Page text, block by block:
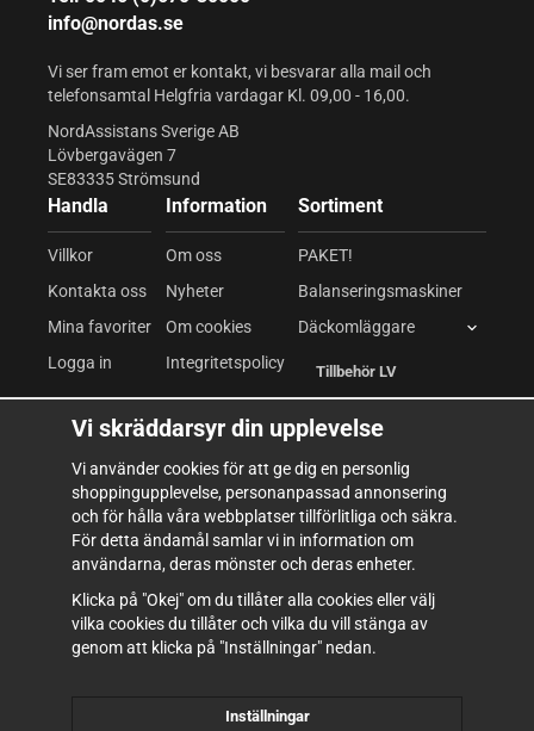
info@nordas.se
Vi ser fram emot er kontakt, vi besvarar alla mail och
telefonsamtal Helgfria vardagar Kl. 09,00 - 16,00.
NordAssistans Sverige AB
Lövbergavägen 7
SE83335 Strömsund
Handla
Villkor
Kontakta oss
Mina favoriter
Logga in
Information
Om oss
Nyheter
Om cookies
Integritetspolicy
Sortiment
PAKET!
Balanseringsmaskiner
Däckomläggare
Tillbehör LV
Däckomläggare LV
Fordonslyftar
Kompressor & Pneumatik
Verkstadsutrustning
Verktyg & Inredning
Förbrukning
Vi skräddarsyr din upplevelse
Vi använder cookies för att ge dig en personlig
shoppingupplevelse, personanpassad annonsering
och för hålla våra webbplatser tillförlitliga och säkra.
För detta ändamål samlar vi in information om
användarna, deras mönster och deras enheter.
Klicka på "Okej" om du tillåter alla cookies eller välj
vilka cookies du tillåter och vilka du vill stänga av
genom att klicka på "Inställningar" nedan.
Inställningar